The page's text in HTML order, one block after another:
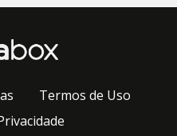
Termos de Uso